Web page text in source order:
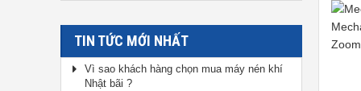
TIN TỨC MỚI NHẤT
Vì sao khách hàng chọn mua máy nén khí
Nhật bãi ?